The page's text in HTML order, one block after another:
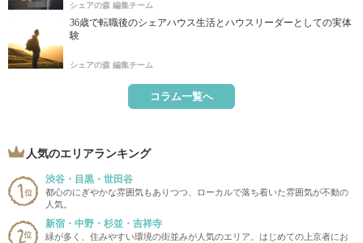
シェアの森 編集チーム
36歳で転職後のシェアハウス生活とハウスリーダーとしての実体
験
シェアの森 編集チーム
コラム一覧へ
人気のエリアランキング
渋谷・目黒・世田谷
都心のにぎやかな雰囲気もありつつ、ローカルで落ち着いた雰囲気が不動の
人気。
新宿・中野・杉並・吉祥寺
緑が多く、住みやすい環境の街並みが人気のエリア。はじめての上京者にお